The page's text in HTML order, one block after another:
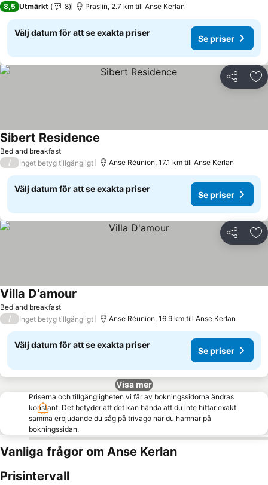
8,5 Utmärkt 8 Praslin, 2.7 km till Anse Kerlan
Välj datum för att se exakta priser
Se priser
Dela
Bed and breakfast
Sibert Residence
/ Inget betyg tillgängligt Anse Réunion, 17.1 km till Anse Kerlan
Välj datum för att se exakta priser
Se priser
Dela
Bed and breakfast
Villa D'amour
/ Inget betyg tillgängligt Anse Réunion, 16.9 km till Anse Kerlan
Välj datum för att se exakta priser
Se priser
Visa mer
Priserna och tillgängligheten vi får av bokningssidorna ändras
konstant. Det betyder att det kan hända att du inte hittar exakt
samma erbjudande du såg på trivago när du hamnar på
bokningssidan.
Vanliga frågor om Anse Kerlan
Prisintervall